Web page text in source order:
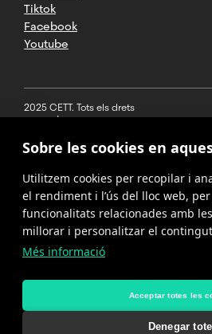
Tiktok
Facebook
Youtube
2025 CETT. Tots els drets
reservats
Avís legal
Política de
privacitat
Cookies
Política del
Sobre les cookies en
Utilitzem cookies per recopilar i
el rendiment i l’ús del lloc web,
funcionalitats relacionades amb
millorar i personalitzar el
Més informació
Acceptar totes les
Denegar